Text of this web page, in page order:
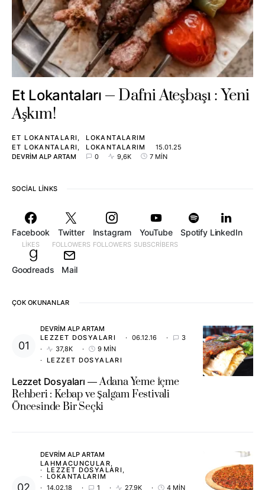
Et Lokantaları
Dafni Ateşbaşı : Yeni
Aşkım!
ET LOKANTALARI
LOKANTALARIM
ET LOKANTALARI
LOKANTALARIM
15.01.25
DEVRIM ALP ARTAM
0 9,6K 7 MIN
SOCIAL LINKS
Facebook
LIKES
Twitter
FOLLOWERS
Instagram
FOLLOWERS
YouTube
SUBSCRIBERS
Spotify LinkedIn
Goodreads Mail
ÇOK OKUNANLAR
DEVRIM ALP ARTAM
LEZZET DOSYALARI
06.12.16
3
37,8K
9 MIN
LEZZET DOSYALARI
Lezzet Dosyaları
Adana Yeme İçme
Rehberi : Kebap ve Şalgam Festivali
Öncesinde Bir Seçki
DEVRIM ALP ARTAM
LAHMACUNCULAR
LEZZET DOSYALARI
LOKANTALARIM
14.02.18
1 27,9K 4 MIN